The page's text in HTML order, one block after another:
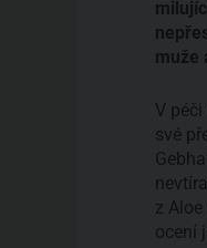
muže
V péči
své
z
ocení